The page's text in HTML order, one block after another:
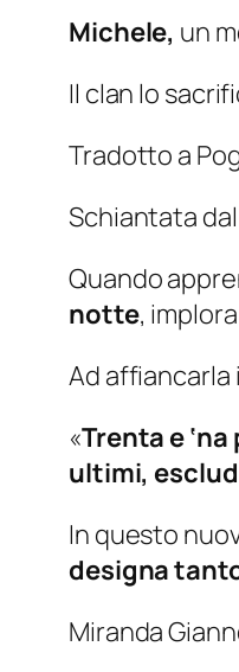
Michele, un
Il clan lo
Tradotto a
Schiantata
Quando
notte,
Ad affiancarla
«Trenta e
ultimi,
In questo
designa
Miranda